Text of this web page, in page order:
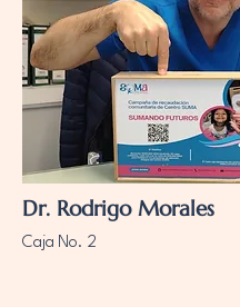
Dr. Rodrigo Morales
Caja No. 2